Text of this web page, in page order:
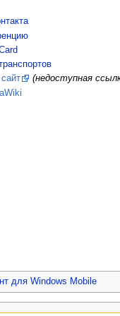
(недоступная
для Windows Mobile